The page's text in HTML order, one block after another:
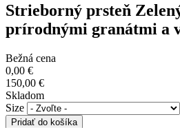
Strieborný prsteň
prírodnými granátmi a
Bežná cena
0,00 €
150,00 €
Skladom
Size